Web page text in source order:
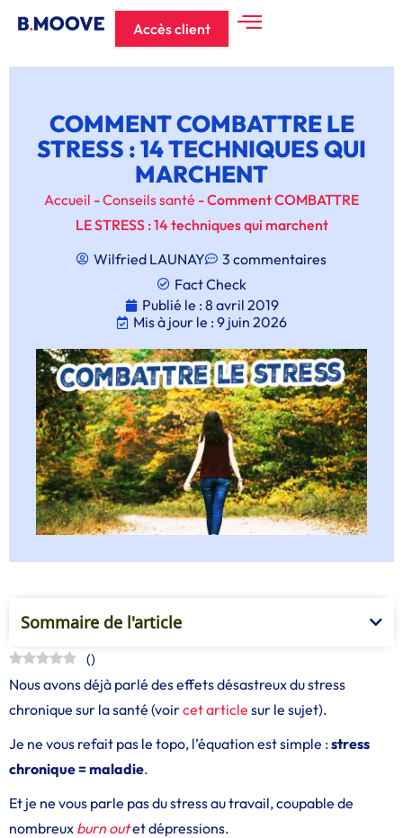
Accès client
COMMENT COMBATTRE LE
STRESS : 14 TECHNIQUES QUI
MARCHENT
Accueil -Conseils santé -Comment COMBATTRE
LE STRESS : 14 techniques qui marchent
Wilfried LAUNAY
3 commentaires
Fact Check
Publié le : 8 avril 2019
Mis à jour le : 9 juin 2026
Sommaire de l'article
()
Nous avons déjà parlé des effets désastreux du stress
chronique sur la santé (voircet article sur le sujet).
Je ne vous refait pas le topo, l’équation est simple :stress
chronique = maladie.
Et je ne vous parle pas du stress au travail, coupable de
nombreux burn outet dépressions.